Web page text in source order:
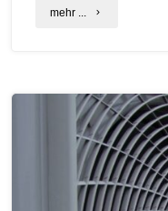
mehr ... "C.A.R.M.E.N.-
Waldwirtschaft
und
regionale
Wertschöpfung"